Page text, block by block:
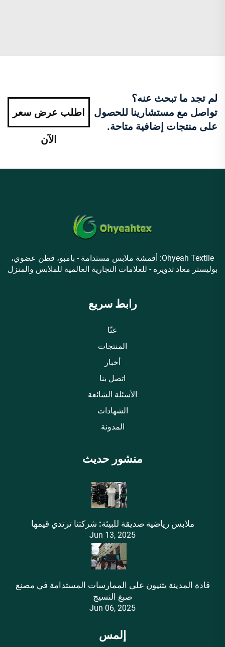
لم تجد ما تبحث عنه؟
تواصل مع مستشارينا للحصول
على منتجات إضافية متاحة.
اطلب عرض سعر
الآن
Ohyeah Textile: أقمشة ملابس مستدامة - بامبو، قطن عضوي،
بوليستر معاد تدويره - للعلامات التجارية العالمية للملابس والمنزل
رابط سريع
عنّا
المنتجات
أخبار
اتصل بنا
الأسئلة الشائعة
الشهادات
المدونة
منشور حديث
ملابس رياضية صديقة للبيئة: شركتنا ترتدي قيمها
Jun 13, 2025
قادة المدينة يثنيون على الممارسات المستدامة في مصنع
صبغ النسيج
Jun 06, 2025
إلمس